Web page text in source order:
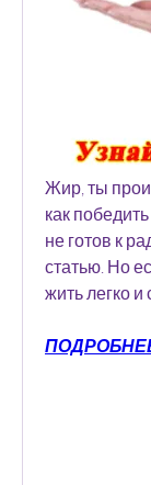
Жир, ты
как
не готов к
статью. Но
жить легко